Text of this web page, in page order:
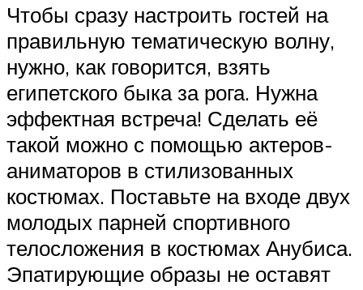
Чтобы сразу настроить гостей на
правильную тематическую волну,
нужно, как говорится, взять
египетского быка за рога. Нужна
эффектная встреча! Сделать её
такой можно с помощью актеров-
аниматоров в стилизованных
костюмах. Поставьте на входе двух
молодых парней спортивного
телосложения в костюмах Анубиса.
Эпатирующие образы не оставят